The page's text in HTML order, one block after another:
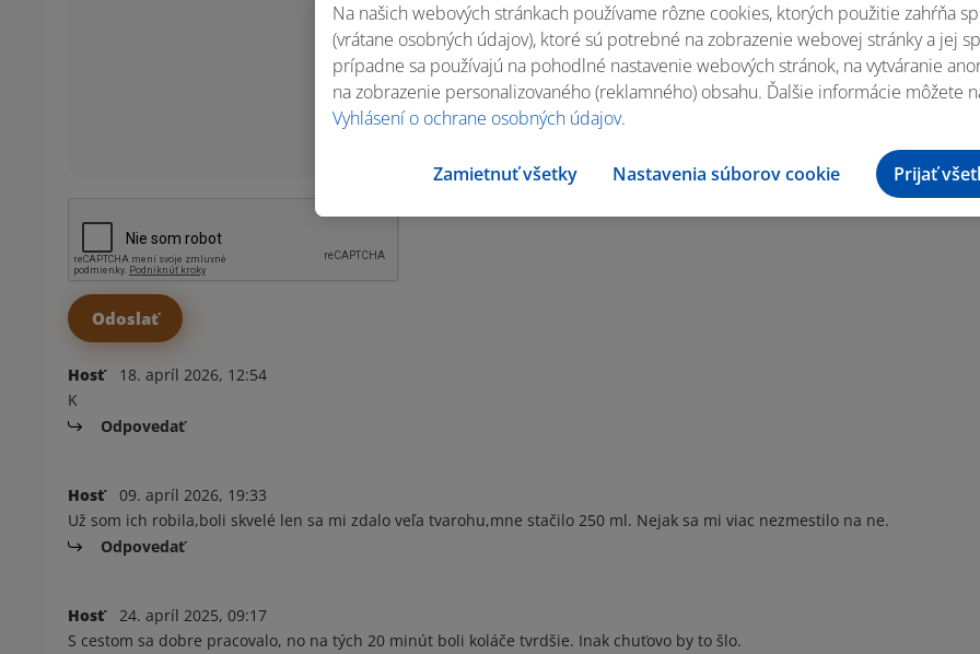
Hosť
18. apríl 2026, 12:54
K
Odpovedať
Hosť
09. apríl 2026, 19:33
Už som ich robila,boli skvelé len sa mi zdalo veľa tvarohu,mne stačilo 250 ml. Nejak sa mi viac nezmestilo na ne.
Odpovedať
Hosť
24. apríl 2025, 09:17
S cestom sa dobre pracovalo, no na tých 20 minút boli koláče tvrdšie. Inak chuťovo by to šlo.
Na našich webových stránkach používame rôzne cookies, ktorých použitie zahŕňa
(vrátane osobných údajov), ktoré sú potrebné na zobrazenie webovej stránky a jej
prípadne sa používajú na pohodlné nastavenie webových stránok, na vytváranie
na zobrazenie personalizovaného (reklamného) obsahu. Ďalšie informácie môžete
Vyhlásení o ochrane osobných údajov.
Zamietnuť všetky Nastavenia súborov cookie Prijať